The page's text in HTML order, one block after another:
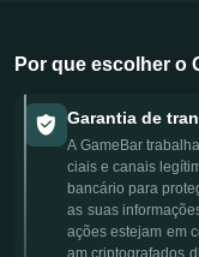
Por que escolher o
Garantia de
A GameBar
ciais e canais
bancário para
as suas
ações estejam em
am criptografados